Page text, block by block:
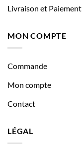
Livraison et Paiement
MON COMPTE
Commande
Mon compte
Contact
LÉGAL